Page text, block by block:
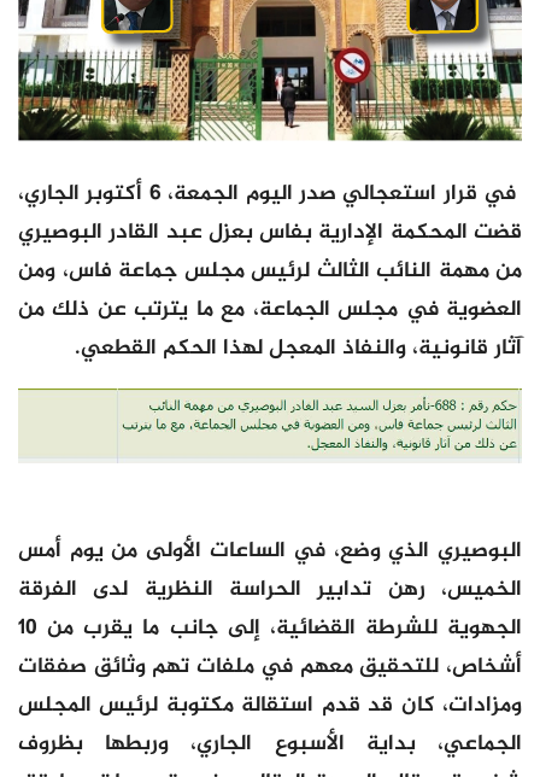
في قرار استعجالي صدر اليوم الجمعة، 6 أكتوبر الجاري،
قضت المحكمة الإدارية بفاس بعزل عبد القادر البوصيري
من مهمة النائب الثالث لرئيس مجلس جماعة فاس، ومن
العضوية في مجلس الجماعة، مع ما يترتب عن ذلك من
آثار قانونية، والنفاذ المعجل لهذا الحكم القطعي.
البوصيري الذي وضع، في الساعات الأولى من يوم أمس
الخميس، رهن تدابير الحراسة النظرية لدى الفرقة
الجهوية للشرطة القضائية، إلى جانب ما يقرب من 10
أشخاص، للتحقيق معهم في ملفات تهم وثائق صفقات
ومزادات، كان قد قدم استقالة مكتوبة لرئيس المجلس
الجماعي، بداية الأسبوع الجاري، وربطها بظروف